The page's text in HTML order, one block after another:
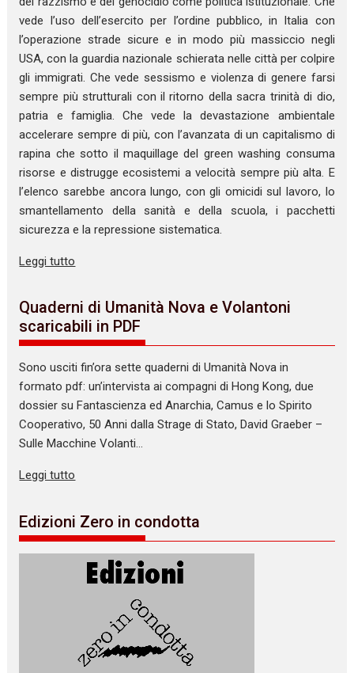
vede l’uso dell’esercito per l’ordine pubblico, in Italia con
l’operazione strade sicure e in modo più massiccio negli
USA, con la guardia nazionale schierata nelle città per colpire
gli immigrati. Che vede sessismo e violenza di genere farsi
sempre più strutturali con il ritorno della sacra trinità di dio,
patria e famiglia. Che vede la devastazione ambientale
accelerare sempre di più, con l’avanzata di un capitalismo di
rapina che sotto il maquillage del green washing consuma
risorse e distrugge ecosistemi a velocità sempre più alta. E
l’elenco sarebbe ancora lungo, con gli omicidi sul lavoro, lo
smantellamento della sanità e della scuola, i pacchetti
sicurezza e la repressione sistematica.
Leggi tutto
Quaderni di Umanità Nova e Volantoni
scaricabili in PDF
Sono usciti fin’ora sette quaderni di Umanità Nova in
formato pdf: un’intervista ai compagni di Hong Kong, due
dossier su Fantascienza ed Anarchia, Camus e lo Spirito
Cooperativo, 50 Anni dalla Strage di Stato, David Graeber –
Sulle Macchine Volanti…
Leggi tutto
Edizioni Zero in condotta